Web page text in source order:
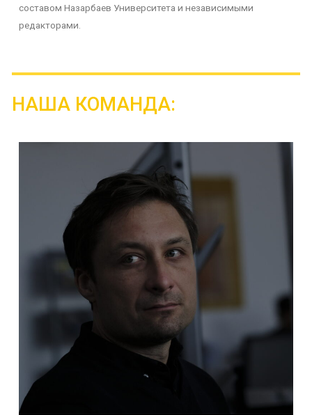
составом Назарбаев Университета и независимыми
редакторами.
НАША КОМАНДА: